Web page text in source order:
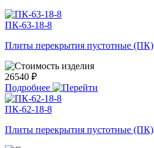
ПК-63-18-8
Плиты перекрытия пустотные (ПК)
26540 ₽
Подробнее
ПК-62-18-8
Плиты перекрытия пустотные (ПК)